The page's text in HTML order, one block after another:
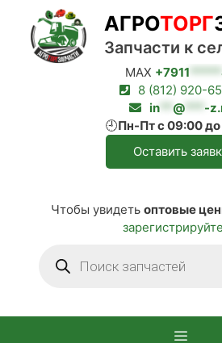
Перейти
содержимому
MAX +7911 *****
8 (812) 920-
in
@ *** -
🕘Пн-Пт с 09:00
Оставить
Чтобы увидеть оптовые
товаров
АГРОТОРГ
Запчасти к